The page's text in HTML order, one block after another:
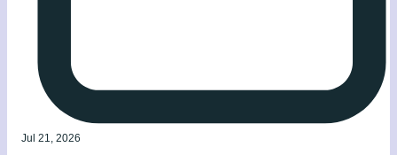
Jul 21, 2026